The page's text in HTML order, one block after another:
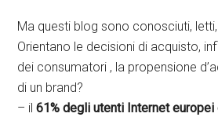
Ma questi blog sono conosciuti,
Orientano le decisioni di acquisto,
dei consumatori , la propensione
di un brand?
– il 61% degli utenti Internet